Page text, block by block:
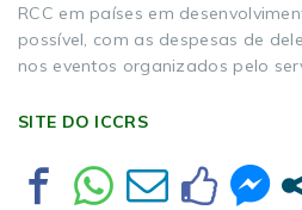
RCC em países em
possível, com as despesas de
nos eventos organizados pelo
SITE DO ICCRS